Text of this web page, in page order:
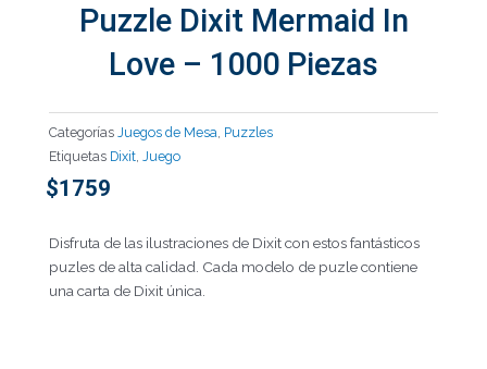
Puzzle Dixit Mermaid In
Love – 1000 Piezas
Categorías Juegos de Mesa Puzzles
Etiquetas Dixit Juego
$1759
Disfruta de las ilustraciones de Dixit con estos fantásticos
puzles de alta calidad. Cada modelo de puzle contiene
una carta de Dixit única.